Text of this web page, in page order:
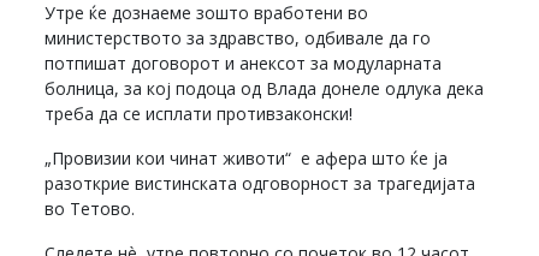
Утре ќе дознаеме зошто вработени во
министерството за здравство, одбивале да го
потпишат договорот и анексот за модуларната
болница, за кој подоца од Влада донеле одлука дека
треба да се исплати противзаконски!
„Провизии кои чинат животи“ е афера што ќе ја
разоткрие вистинската одговорност за трагедијата
во Тетово.